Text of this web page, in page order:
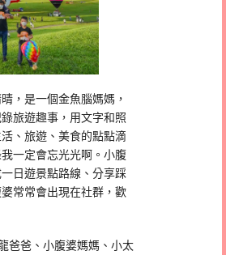
，是一個金魚腦媽媽，
旅遊趣事，用文字和照
、旅遊、美食的點點滴
一定會忘光光啊。小腹
日遊景點路線、分享踩
常常會出現在社群，歡
爸爸、小腹婆媽媽、小太